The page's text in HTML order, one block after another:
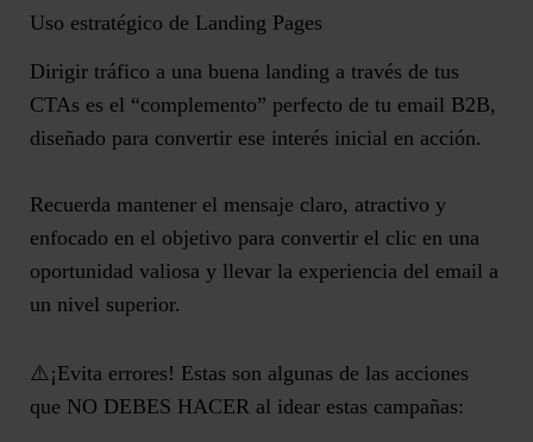
Uso estratégico de Landing Pages
Dirigir tráfico a una buena landing a través de tus
CTAs es el “complemento” perfecto de tu email B2B,
diseñado para convertir ese interés inicial en acción.
Recuerda mantener el mensaje claro, atractivo y
enfocado en el objetivo para convertir el clic en una
oportunidad valiosa y llevar la experiencia del email a
un nivel superior.
⚠️¡Evita errores! Estas son algunas de las acciones
que NO DEBES HACER al idear estas campañas: